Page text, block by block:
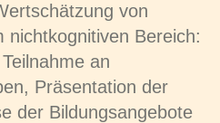
von
nichtkognitiven Bereich:
an
Präsentation der
der Bildungsangebote